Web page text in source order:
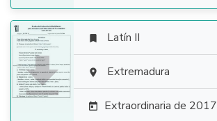

 Latín II
 Extremadura
 Extraordinaria de 2017